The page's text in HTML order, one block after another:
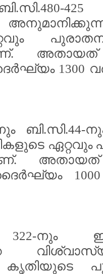
425
1300
ബി.സി.44-
ഏറ്റവും
322-നും
കൃതിയുടെ